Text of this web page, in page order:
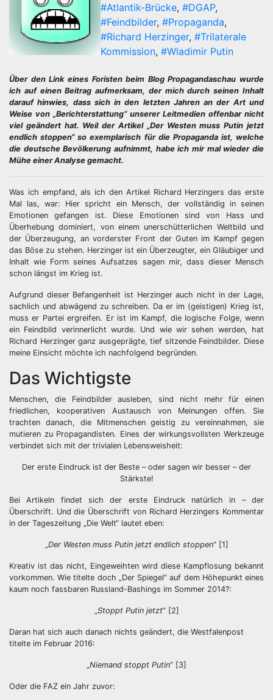
#Atlantik-Brücke, #DGAP,
#Feindbilder, #Propaganda,
#Richard Herzinger, #Trilaterale
Kommission, #Wladimir Putin
Über den Link eines Foristen beim Blog Propagandaschau wurde
ich auf einen Beitrag aufmerksam, der mich durch seinen Inhalt
darauf hinwies, dass sich in den letzten Jahren an der Art und
Weise von „Berichterstattung“ unserer Leitmedien offenbar nicht
viel geändert hat. Weil der Artikel „Der Westen muss Putin jetzt
endlich stoppen“ so exemplarisch für die Propaganda ist, welche
die deutsche Bevölkerung aufnimmt, habe ich mir mal wieder die
Mühe einer Analyse gemacht.
Was ich empfand, als ich den Artikel Richard Herzingers das erste
Mal las, war: Hier spricht ein Mensch, der vollständig in seinen
Emotionen gefangen ist. Diese Emotionen sind von Hass und
Überhebung dominiert, von einem unerschütterlichen Weltbild und
der Überzeugung, an vorderster Front der Guten im Kampf gegen
das Böse zu stehen. Herzinger ist ein Überzeugter, ein Gläubiger und
Inhalt wie Form seines Aufsatzes sagen mir, dass dieser Mensch
schon längst im Krieg ist.
Aufgrund dieser Befangenheit ist Herzinger auch nicht in der Lage,
sachlich und abwägend zu schreiben. Da er im (geistigen) Krieg ist,
muss er Partei ergreifen. Er ist im Kampf, die logische Folge, wenn
ein Feindbild verinnerlicht wurde. Und wie wir sehen werden, hat
Richard Herzinger ganz ausgeprägte, tief sitzende Feindbilder. Diese
meine Einsicht möchte ich nachfolgend begründen.
Das Wichtigste
Menschen, die Feindbilder ausleben, sind nicht mehr für einen
friedlichen, kooperativen Austausch von Meinungen offen. Sie
trachten danach, die Mitmenschen geistig zu vereinnahmen, sie
mutieren zu Propagandisten. Eines der wirkungsvollsten Werkzeuge
verbindet sich mit der trivialen Lebensweisheit:
Der erste Eindruck ist der Beste – oder sagen wir besser – der
Stärkste!
Bei Artikeln findet sich der erste Eindruck natürlich in – der
Überschrift. Und die Überschrift von Richard Herzingers Kommentar
in der Tageszeitung „Die Welt“ lautet eben:
„Der Westen muss Putin jetzt endlich stoppen“ [1]
Kreativ ist das nicht, Eingeweihten wird diese Kampflosung bekannt
vorkommen. Wie titelte doch „Der Spiegel“ auf dem Höhepunkt eines
kaum noch fassbaren Russland-Bashings im Sommer 2014?:
„Stoppt Putin jetzt“ [2]
Daran hat sich auch danach nichts geändert, die Westfalenpost
titelte im Februar 2016:
„Niemand stoppt Putin“ [3]
Oder die FAZ ein Jahr zuvor: